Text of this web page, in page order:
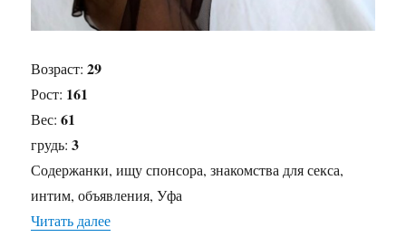
Возраст:29
Рост: 161
Вес:61
грудь:3
Содержанки, ищу спонсора, знакомства для секса,
интим, объявления, Уфа
Читать далее